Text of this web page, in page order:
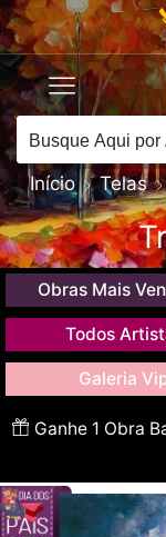
Início Telas
Obras Mais
Todos
Galeria
Ganhe 1 Obra